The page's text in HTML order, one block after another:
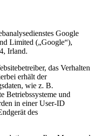
Google
Limited („Google“),
Irland.
das Verhalten
erhält der
wie z. B.
Betriebssysteme und
in einer User-ID
des